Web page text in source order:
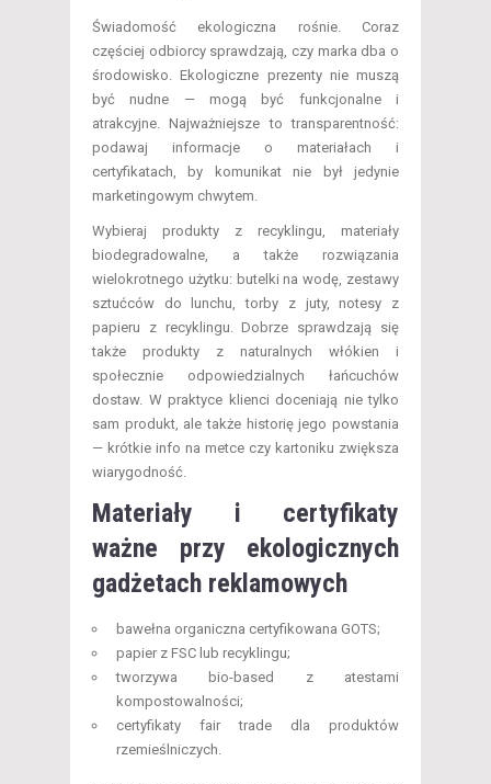
Świadomość ekologiczna rośnie. Coraz
częściej odbiorcy sprawdzają, czy marka dba o
środowisko. Ekologiczne prezenty nie muszą
być nudne — mogą być funkcjonalne i
atrakcyjne. Najważniejsze to transparentność:
podawaj informacje o materiałach i
certyfikatach, by komunikat nie był jedynie
marketingowym chwytem.
Wybieraj produkty z recyklingu, materiały
biodegradowalne, a także rozwiązania
wielokrotnego użytku: butelki na wodę, zestawy
sztućców do lunchu, torby z juty, notesy z
papieru z recyklingu. Dobrze sprawdzają się
także produkty z naturalnych włókien i
społecznie odpowiedzialnych łańcuchów
dostaw. W praktyce klienci doceniają nie tylko
sam produkt, ale także historię jego powstania
— krótkie info na metce czy kartoniku zwiększa
wiarygodność.
Materiały i certyfikaty
ważne przy ekologicznych
gadżetach reklamowych
bawełna organiczna certyfikowana GOTS;
papier z FSC lub recyklingu;
tworzywa bio-based z atestami
kompostowalności;
certyfikaty fair trade dla produktów
rzemieślniczych.